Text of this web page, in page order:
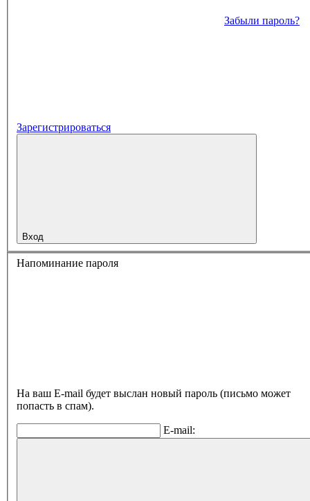
Забыли пароль?
Зарегистрироваться
Вход
Напоминание пароля
На ваш E-mail будет выслан новый пароль (письмо может
попасть в спам).
E-mail: